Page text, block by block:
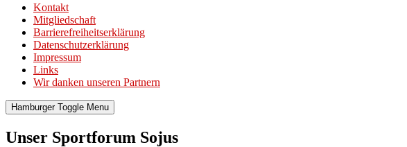
Kontakt
Mitgliedschaft
Barrierefreiheitserklärung
Datenschutzerklärung
Impressum
Links
Wir danken unseren Partnern
Hamburger Toggle Menu
Unser Sportforum Sojus